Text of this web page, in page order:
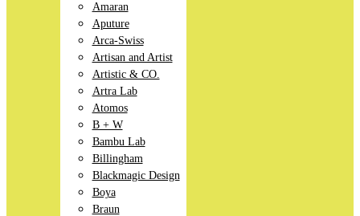
Amaran
Aputure
Arca-Swiss
Artisan and Artist
Artistic & CO.
Artra Lab
Atomos
B + W
Bambu Lab
Billingham
Blackmagic Design
Boya
Braun